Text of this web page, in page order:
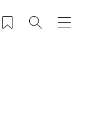
Saved products
Søg